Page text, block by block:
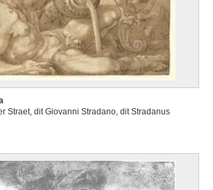
Straet, dit Giovanni Stradano, dit Stradanus